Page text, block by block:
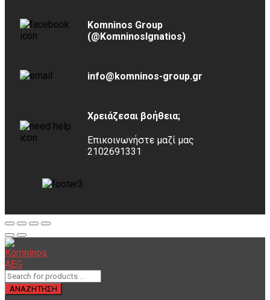
Komninos Group
(@KomninosIgnatios)
info@komninos-group.gr
Χρειάζεσαι βοήθεια;
Επικοινωνήστε μαζί μας
2102691331